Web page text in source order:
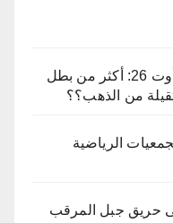
الألعاب المتوسطية تارنتو إيطاليا أوت 26: أكثر من بطل
من الذهب؟؟
الرياضية
حريق جبل المرقب